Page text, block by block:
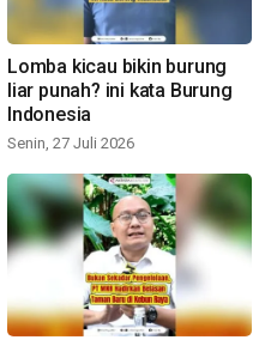
Lomba kicau bikin burung
liar punah? ini kata Burung
Indonesia
Senin, 27 Juli 2026